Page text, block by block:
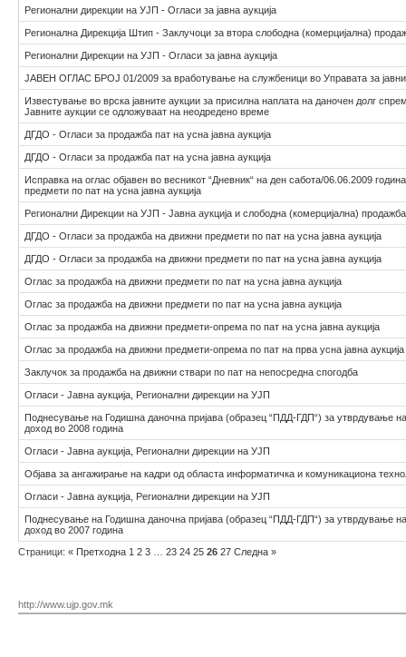
Регионални дирекции на УЈП - Огласи за јавна аукција
Регионална Дирекција Штип - Заклучоци за втора слободна (комерцијална)
Регионални Дирекции на УЈП - Огласи за јавна аукција
ЈАВЕН ОГЛАС БРОЈ 01/2009 за вработување на службеници во Управата за
Известување во врска јавните аукции за присилна наплата на даночен долг
Јавните аукции се одложуваат на неодредено време
ДГДО - Огласи за продажба пат на усна јавна аукција
ДГДО - Огласи за продажба пат на усна јавна аукција
Исправка на оглас објавен во весникот “Дневник“ на ден сабота/06.06.2009
предмети по пат на усна јавна аукција
Регионални Дирекции на УЈП - Јавна аукција и слободна (комерцијална) продажба
ДГДО - Огласи за продажба на движни предмети по пат на усна јавна аукција
ДГДО - Огласи за продажба на движни предмети по пат на усна јавна аукција
Оглас за продажба на движни предмети по пат на усна јавна аукција
Оглас за продажба на движни предмети по пат на усна јавна аукција
Оглас за продажба на движни предмети-опрема по пат на усна јавна аукција
Оглас за продажба на движни предмети-опрема по пат на прва усна јавна аукција
Заклучок за продажба на движни ствари по пат на непосредна спогодба
Огласи - Јавна аукција, Регионални дирекции на УЈП
Поднесување на Годишна даночна пријава (образец “ПДД-ГДП“) за утврдување
доход во 2008 година
Огласи - Јавна аукција, Регионални дирекции на УЈП
Објава за ангажирање на кадри од областа информатичка и комуникациона
Огласи - Јавна аукција, Регионални дирекции на УЈП
Поднесување на Годишна даночна пријава (образец “ПДД-ГДП“) за утврдување
доход во 2007 година
Страници: « Претходна 1 2 3 23 24 25 26 27 Следна »
http://www.ujp.gov.mk